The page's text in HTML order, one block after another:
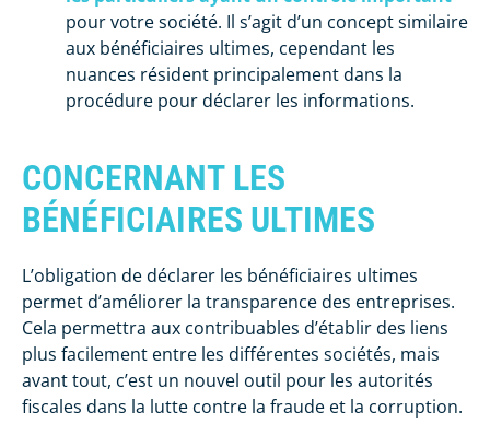
pour votre société. Il s’agit d’un concept similaire
aux bénéficiaires ultimes, cependant les
nuances résident principalement dans la
procédure pour déclarer les informations.
CONCERNANT LES
BÉNÉFICIAIRES ULTIMES
L’obligation de déclarer les bénéficiaires ultimes
permet d’améliorer la transparence des entreprises.
Cela permettra aux contribuables d’établir des liens
plus facilement entre les différentes sociétés, mais
avant tout, c’est un nouvel outil pour les autorités
fiscales dans la lutte contre la fraude et la corruption.